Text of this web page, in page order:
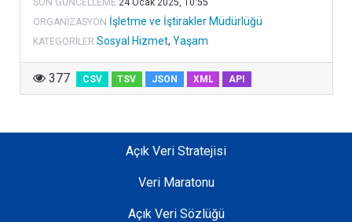
SON GÜNCELLEME 24 Ocak 2025, 10:55
ORGANIZASYON İşletme ve İştirakler Müdürlüğü
KATEGORILER Sosyal Hizmet, Yaşam
377 CSV TSV JSON XML API
Açık Veri Stratejisi
Veri Maratonu
Açık Veri Sözlüğü